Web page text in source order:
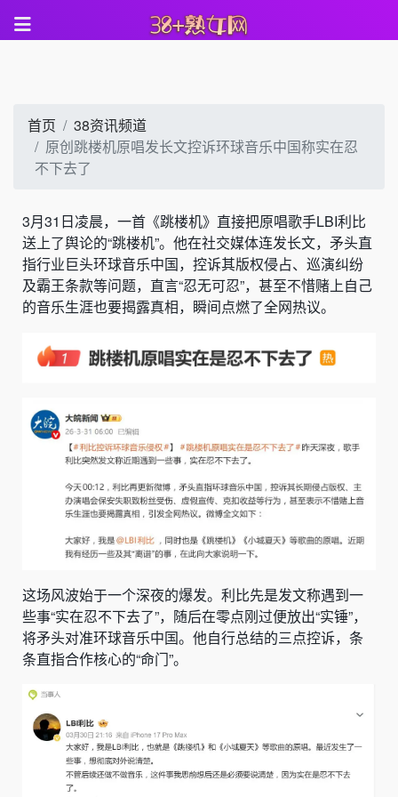
首页
38资讯频道
原创跳楼机原唱发长文控诉环球音乐中国称实在忍
不下去了
3月31日凌晨，一首《跳楼机》直接把原唱歌手LBI利比
送上了舆论的“跳楼机”。他在社交媒体连发长文，矛头直
指行业巨头环球音乐中国，控诉其版权侵占、巡演纠纷
及霸王条款等问题，直言“忍无可忍”，甚至不惜赌上自己
的音乐生涯也要揭露真相，瞬间点燃了全网热议。
这场风波始于一个深夜的爆发。利比先是发文称遇到一
些事“实在忍不下去了”，随后在零点刚过便放出“实锤”，
将矛头对准环球音乐中国。他自行总结的三点控诉，条
条直指合作核心的“命门”。